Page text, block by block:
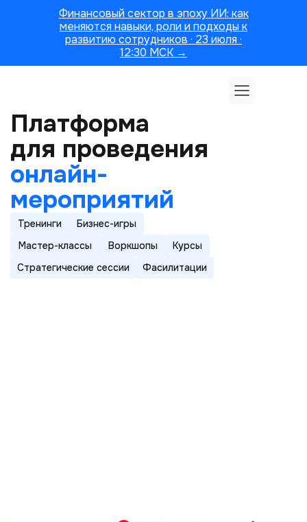
Финансовый сектор в эпоху ИИ: как
меняются навыки, роли и подходы к
развитию сотрудников · 23 июля ·
12:30 МСК →
Платформа
для проведения
онлайн-
мероприятий
Тренинги
Бизнес-игры
Мастер-классы
Воркшопы
Курсы
Стратегические сессии
Фасилитации